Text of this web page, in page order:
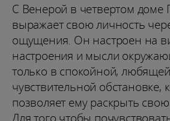
С Венерой в четвертом доме
выражает свою личность
ощущения. Он настроен на
настроения и мысли
только в спокойной,
чувствительной обстановке,
позволяет ему раскрыть
Для того чтобы